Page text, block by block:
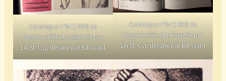
Catalogue n°64 (1962) de
lingerie créée et présentée par
Lili St. Cyr, dessiné par Bill Ward
Catalogue n°64 (1962) de
lingerie créée et présentée par
Lili St. Cyr, dessiné par Bill Ward